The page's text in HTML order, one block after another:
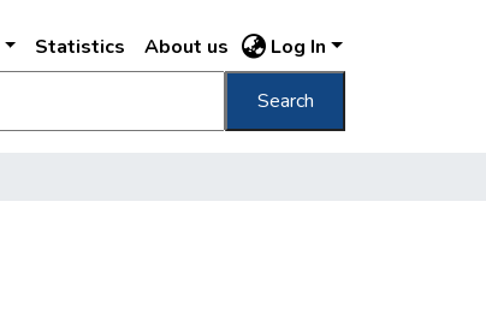
Statistics About us Log In
Search